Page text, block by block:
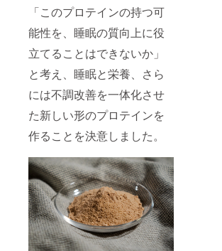
「このプロテインの持つ可
能性を、睡眠の質向上に役
立てることはできないか」
と考え、睡眠と栄養、さら
には不調改善を一体化させ
た新しい形のプロテインを
作ることを決意しました。